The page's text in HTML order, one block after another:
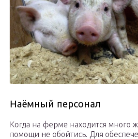
Наёмный персонал
Когда на ферме находится много
помощи не обойтись. Для